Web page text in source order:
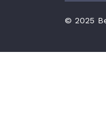
© 2025